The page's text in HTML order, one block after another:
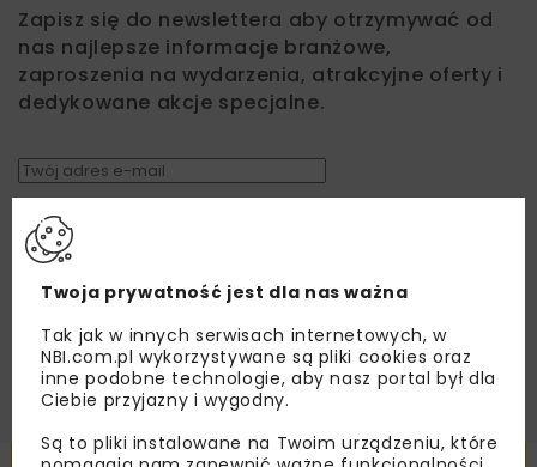
Zapisz się do newslettera aby otrzymywać od
nas najlepsze informacje branżowe,
zaproszenia na wydarzenia, atrakcyjne oferty i
dedykowane akcje specjalne.
Zapoznałam/em się z
Regulaminem
podany przeze mnie adres e-mail korespondencji
ZAPISZ MNIE
Twoja prywatność jest dla nas ważna
Tak jak w innych serwisach internetowych, w
NBI.com.pl wykorzystywane są pliki cookies oraz
inne podobne technologie, aby nasz portal był dla
Ciebie przyjazny i wygodny.
Są to pliki instalowane na Twoim urządzeniu, które